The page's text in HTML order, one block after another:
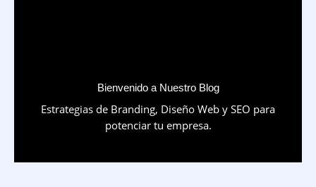
Bienvenido a Nuestro Blog
Estrategias de Branding, Diseño Web y SEO para
potenciar tu empresa.